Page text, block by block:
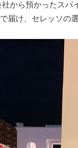
から預かったスパ
届け、セレッソの